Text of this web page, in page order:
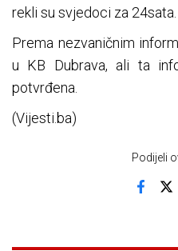
rekli su svjedoci za 24sata.
Prema nezvaničnim
u KB Dubrava, ali ta
potvrđena.
(Vijesti.ba)
Podijeli